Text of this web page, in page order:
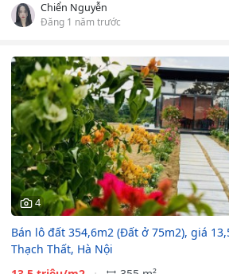
Chiển Nguyễn
Đăng 1 năm trước
4
Bán lô đất 354,6m2 (Đất ở 75m2), giá
Thạch Thất, Hà Nội